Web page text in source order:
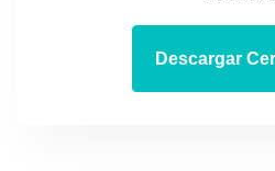
Descargar